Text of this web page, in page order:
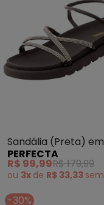
Sandália (Preta) em
Sintético
PERFECTA
R$ 99,99R$ 179,99
ou 3x de R$ 33,33 sem
-30%